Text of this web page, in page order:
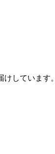
しています。